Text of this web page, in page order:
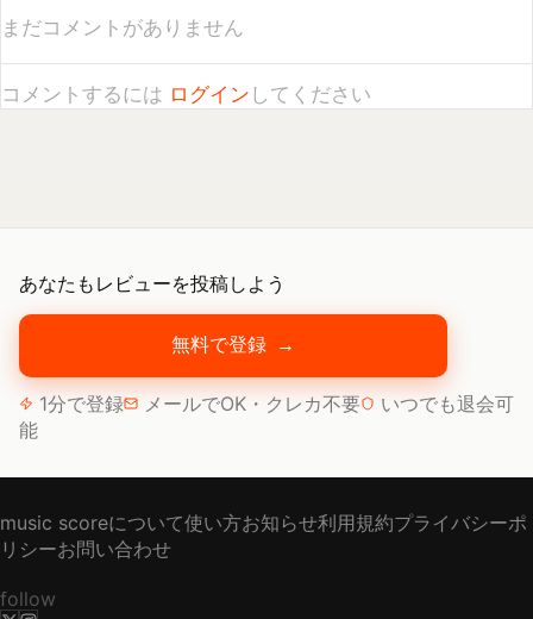
コメントするにはログイン
あなたもレビューを投稿しよう
無料で登録 →
1分で登録 メールでOK・クレカ不要
いつでも退会可
能
music scoreについて使い方お知らせ利用規約プライバシーポ
リシーお問い合わせ
follow